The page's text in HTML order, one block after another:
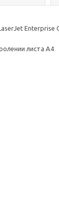
Enterprise
листа А4